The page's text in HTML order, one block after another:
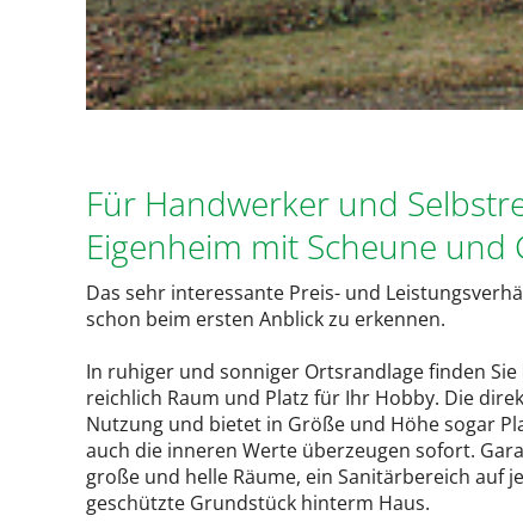
Für Handwerker und
Eigenheim mit Scheune und
Das sehr interessante Preis- und
schon beim ersten Anblick zu erkennen.
In ruhiger und sonniger Ortsrandlage finden
reichlich Raum und Platz für Ihr Hobby. Die
Nutzung und bietet in Größe und Höhe sogar
auch die inneren Werte überzeugen sofort.
große und helle Räume, ein Sanitärbereich auf
geschützte Grundstück hinterm Haus.